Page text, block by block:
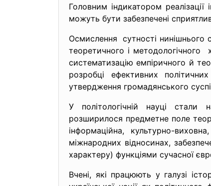
Головним індикатором
можуть бути забезпечені
Осмислення сутності нинішнього
теоретичного і методологічного
систематизацію емпіричного й
розробці ефективних
утвердження громадянського
У політологічній науці
розширилося предметне поле
інформаційна, культурно-
міжнародних відносинах,
характеру) функціями сучасної
Вчені, які працюють у галузі